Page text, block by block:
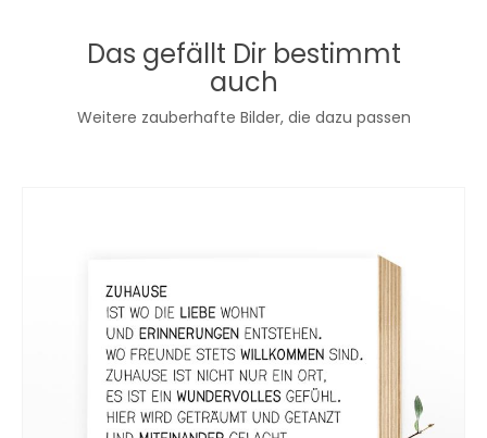
Das gefällt Dir bestimmt
auch
Weitere zauberhafte Bilder, die dazu passen